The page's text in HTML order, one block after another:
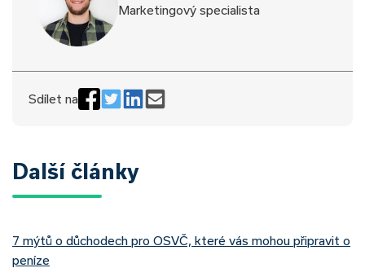
Marketingový specialista
Sdílet na
Další články
7 mýtů o důchodech pro OSVČ, které vás mohou připravit o
peníze